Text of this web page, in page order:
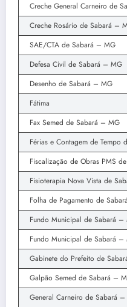
Creche General Carneiro de
Creche Rosário de Sabará –
SAE/CTA de Sabará – MG
Defesa Civil de Sabará – MG
Desenho de Sabará – MG
Fátima
Fax Semed de Sabará – MG
Férias e Contagem de Tempo
Fiscalização de Obras PMS
Fisioterapia Nova Vista de
Folha de Pagamento de
Fundo Municipal de Sabará –
Fundo Municipal de Sabará –
Gabinete do Prefeito de
Galpão Semed de Sabará –
General Carneiro de Sabará